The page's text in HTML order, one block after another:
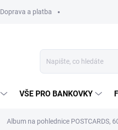
Doprava a platba
VŠE PRO BANKOVKY
Album na pohlednice POSTCARDS,